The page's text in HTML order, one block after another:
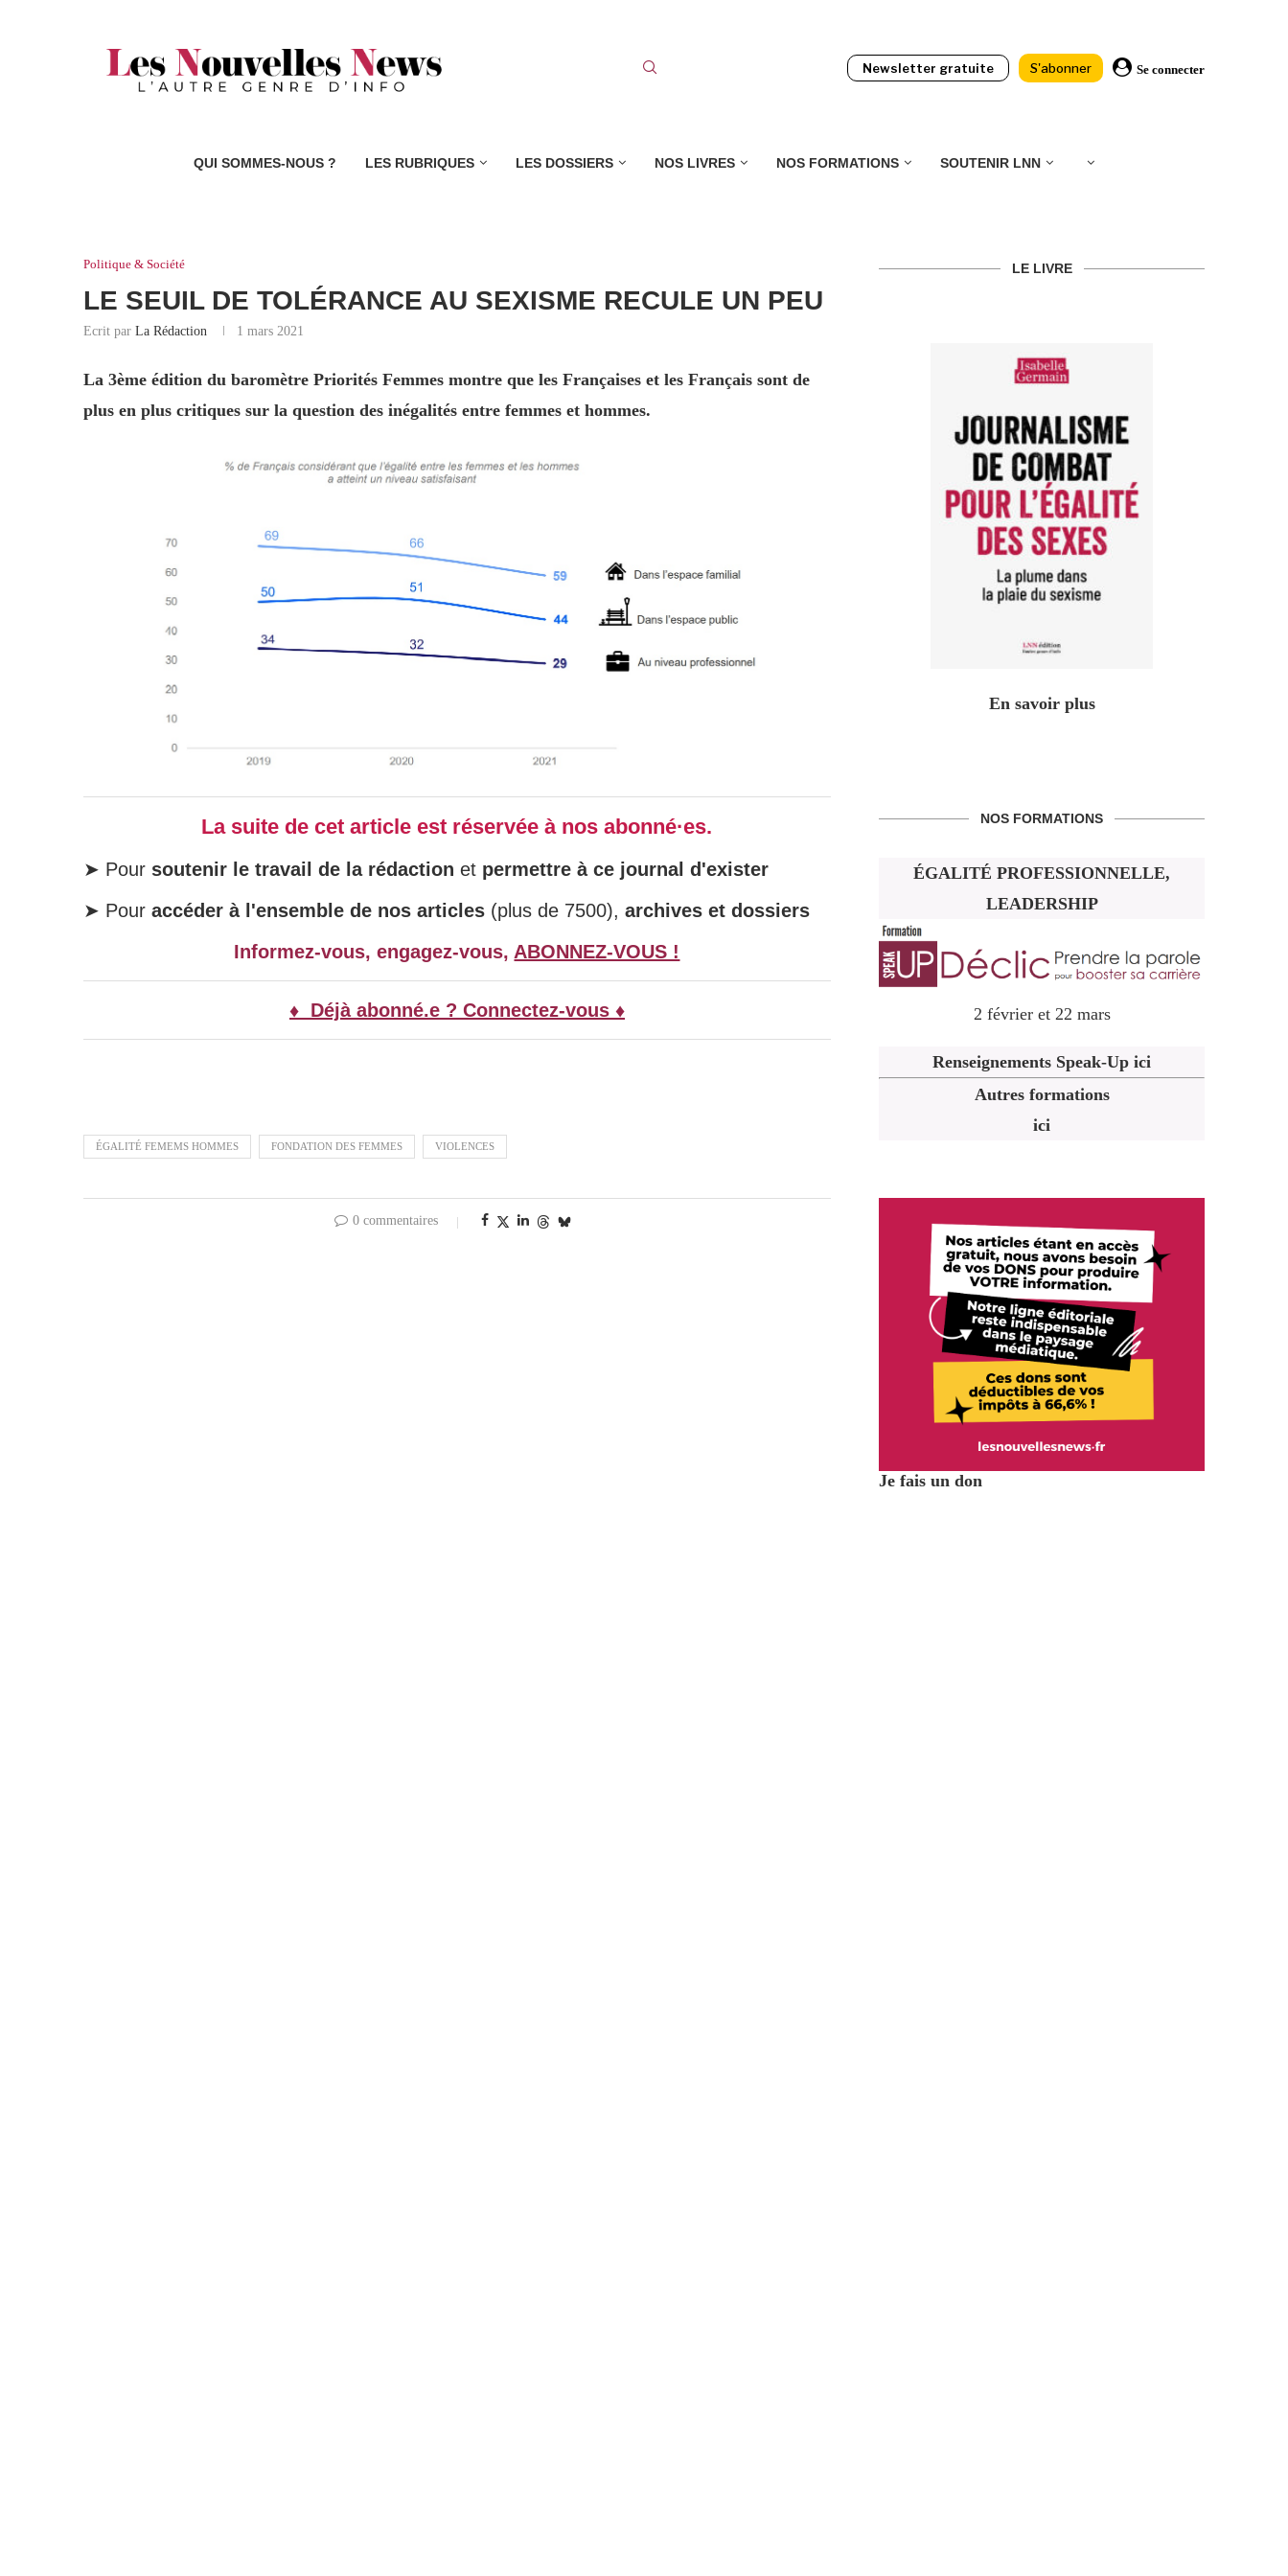
Newsletter gratuite S'abonner Se connecter
QUI SOMMES-NOUS ? LES RUBRIQUES LES DOSSIERS NOS LIVRES NOS FORMATIONS SOUTENIR LNN
Politique & Société
LE SEUIL DE TOLÉRANCE AU SEXISME RECULE UN PEU
Ecrit par La Rédaction 1 mars 2021
La 3ème édition du baromètre Priorités Femmes montre que les Françaises et les Français sont de
plus en plus critiques sur la question des inégalités entre femmes et hommes.
La suite de cet article est réservée à nos abonné·es.
➤ Pour soutenir le travail de la rédaction et permettre à ce journal d'exister
➤ Pour accéder à l'ensemble de nos articles (plus de 7500), archives et dossiers
Informez-vous, engagez-vous, ABONNEZ-VOUS !
♦ Déjà abonné.e ? Connectez-vous ♦
ÉGALITÉ FEMEMS HOMMES FONDATION DES FEMMES VIOLENCES
0 commentaires
LE LIVRE
En savoir plus
NOS FORMATIONS
ÉGALITÉ PROFESSIONNELLE,
LEADERSHIP
2 février et 22 mars
Renseignements Speak-Up ici
Autres formations
ici
Je fais un don